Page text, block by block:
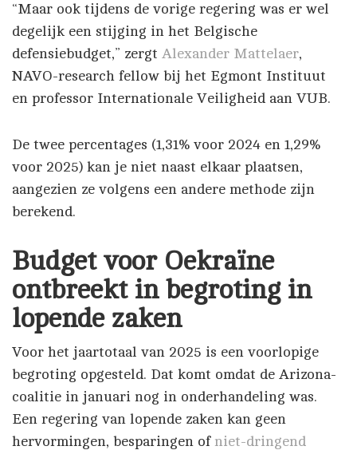
“Maar ook tijdens de vorige regering was er wel
degelijk een stijging in het Belgische
defensiebudget,” zergt Alexander Mattelaer,
NAVO-research fellow bij het Egmont Instituut
en professor Internationale Veiligheid aan VUB.
De twee percentages (1,31% voor 2024 en 1,29%
voor 2025) kan je niet naast elkaar plaatsen,
aangezien ze volgens een andere methode zijn
berekend.
Budget voor Oekraïne
ontbreekt in begroting in
lopende zaken
Voor het jaartotaal van 2025 is een voorlopige
begroting opgesteld. Dat komt omdat de Arizona-
coalitie in januari nog in onderhandeling was.
Een regering van lopende zaken kan geen
hervormingen, besparingen of niet-dringend